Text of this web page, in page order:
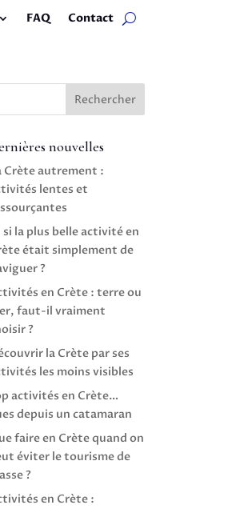
FAQ Contact
Rechercher
nouvelles
Crète autrement :
lentes et
si la plus belle activité en
était simplement de
?
en Crète : terre ou
faut-il vraiment
?
la Crète par ses
les moins visibles
activités en Crète…
depuis un catamaran
faire en Crète quand on
éviter le tourisme de
?
en Crète :